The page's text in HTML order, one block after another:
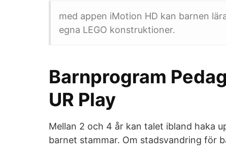
med appen iMotion HD kan barnen
egna LEGO konstruktioner.
Barnprogram
UR Play
Mellan 2 och 4 år kan talet ibland haka
barnet stammar. Om stadsvandring för